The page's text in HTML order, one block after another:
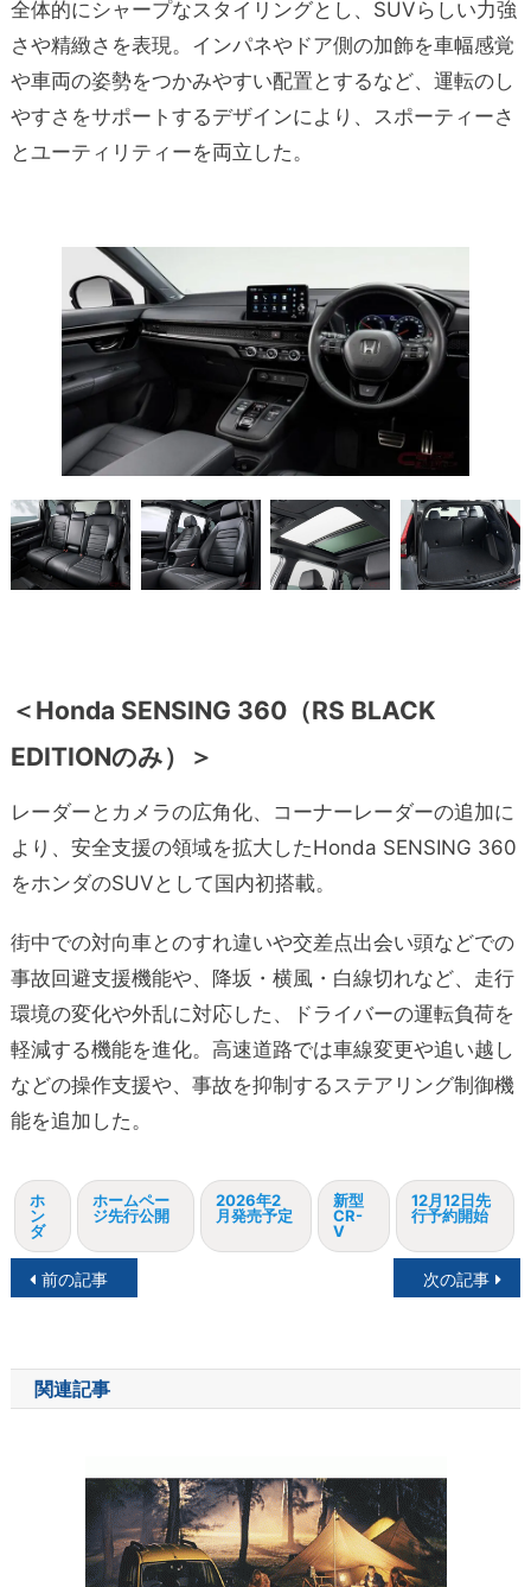
全体的にシャープなスタイリングとし、SUVらしい力強
さや精緻さを表現。インパネやドア側の加飾を車幅感覚
や車両の姿勢をつかみやすい配置とするなど、運転のし
やすさをサポートするデザインにより、スポーティーさ
とユーティリティーを両立した。
＜Honda SENSING 360（RS BLACK
EDITIONのみ）＞
レーダーとカメラの広角化、コーナーレーダーの追加に
より、安全支援の領域を拡大したHonda SENSING 360
をホンダのSUVとして国内初搭載。
街中での対向車とのすれ違いや交差点出会い頭などでの
事故回避支援機能や、降坂・横風・白線切れなど、走行
環境の変化や外乱に対応した、ドライバーの運転負荷を
軽減する機能を進化。高速道路では車線変更や追い越し
などの操作支援や、事故を抑制するステアリング制御機
能を追加した。
ホ
ン
ダ
ホームペー
ジ先行公開
2026年2
月発売予定
新型
CR-
V
12月12日先
行予約開始
投
ナ
ビ
前の記事 次の記事
関連記事